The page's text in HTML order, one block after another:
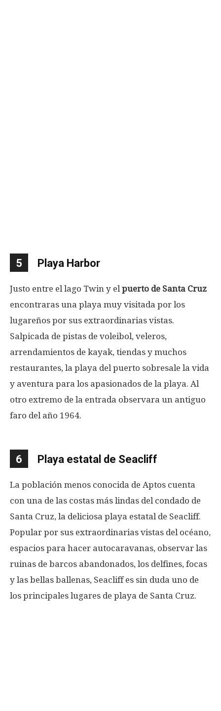
5 Playa Harbor
Justo entre el lago Twin y elpuerto de Santa Cruz
encontraras una playa muy visitada por los
lugareños por sus extraordinarias vistas.
Salpicada de pistas de voleibol, veleros,
arrendamientos de kayak, tiendas y muchos
restaurantes, la playa del puerto sobresale la vida
y aventura para los apasionados de la playa. Al
otro extremo de la entrada observara un antiguo
faro del año 1964.
6 Playa estatal de Seacliff
La población menos conocida de Aptos cuenta
con una de las costas más lindas del condado de
Santa Cruz, la deliciosa playa estatal de Seacliff.
Popular por sus extraordinarias vistas del océano,
espacios para hacer autocaravanas, observar las
ruinas de barcos abandonados, los delfines, focas
y las bellas ballenas, Seacliff es sin duda uno de
los principales lugares de playa de Santa Cruz.